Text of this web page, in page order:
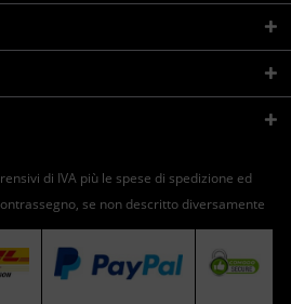
di IVA più le spese di spedizione ed
se non descritto diversamente